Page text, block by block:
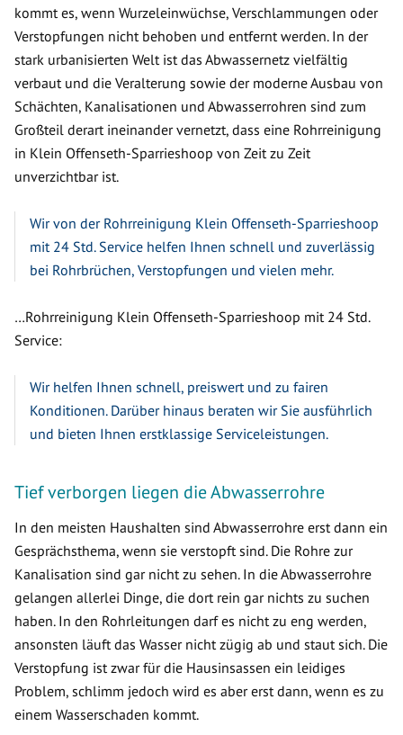
kommt es, wenn Wurzeleinwüchse, Verschlammungen oder
Verstopfungen nicht behoben und entfernt werden. In der
stark urbanisierten Welt ist das Abwassernetz vielfältig
verbaut und die Veralterung sowie der moderne Ausbau von
Schächten, Kanalisationen und Abwasserrohren sind zum
Großteil derart ineinander vernetzt, dass eine Rohrreinigung
in Klein Offenseth-Sparrieshoop von Zeit zu Zeit
unverzichtbar ist.
Wir von der Rohrreinigung Klein Offenseth-Sparrieshoop
mit 24 Std. Service helfen Ihnen schnell und zuverlässig
bei Rohrbrüchen, Verstopfungen und vielen mehr.
…Rohrreinigung Klein Offenseth-Sparrieshoop mit 24 Std.
Service:
Wir helfen Ihnen schnell, preiswert und zu fairen
Konditionen. Darüber hinaus beraten wir Sie ausführlich
und bieten Ihnen erstklassige Serviceleistungen.
Tief verborgen liegen die Abwasserrohre
In den meisten Haushalten sind Abwasserrohre erst dann ein
Gesprächsthema, wenn sie verstopft sind. Die Rohre zur
Kanalisation sind gar nicht zu sehen. In die Abwasserrohre
gelangen allerlei Dinge, die dort rein gar nichts zu suchen
haben. In den Rohrleitungen darf es nicht zu eng werden,
ansonsten läuft das Wasser nicht zügig ab und staut sich. Die
Verstopfung ist zwar für die Hausinsassen ein leidiges
Problem, schlimm jedoch wird es aber erst dann, wenn es zu
einem Wasserschaden kommt.